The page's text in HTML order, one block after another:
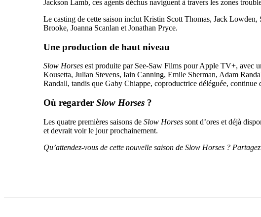
Jackson Lamb, ces agents déchus naviguent à travers les zones
Le casting de cette saison inclut Kristin Scott Thomas, Jack
Brooke, Joanna Scanlan et Jonathan Pryce.
Une production de haut niveau
Slow Horses est produite par See-Saw Films pour Apple TV+, avec
Kousetta, Julian Stevens, Iain Canning, Emile Sherman, Adam
Randall, tandis que Gaby Chiappe, coproductrice déléguée,
Où regarder Slow Horses ?
Les quatre premières saisons de Slow Horses sont d’ores et déjà
et devrait voir le jour prochainement.
Qu’attendez-vous de cette nouvelle saison de Slow Horses ?